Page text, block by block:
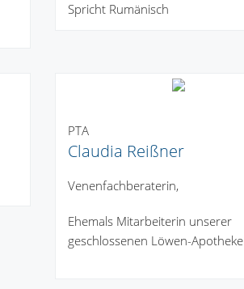
Spricht Rumänisch
PTA
Claudia Reißner
Venenfachberaterin,
Ehemals Mitarbeiterin unserer
geschlossenen Löwen-Apotheke